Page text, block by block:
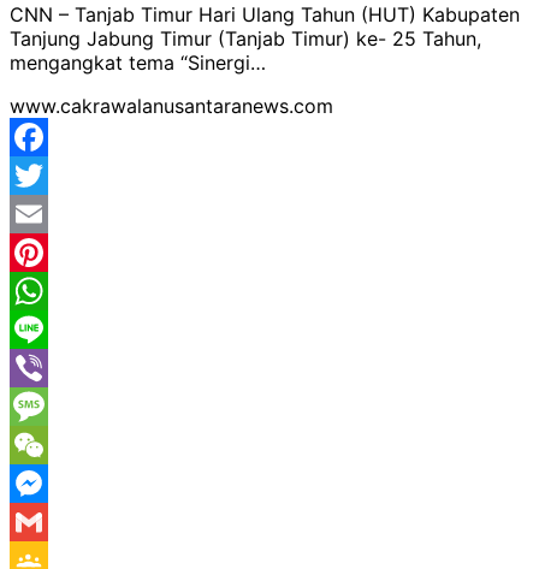
CNN – Tanjab Timur Hari Ulang Tahun (HUT) Kabupaten
Tanjung Jabung Timur (Tanjab Timur) ke- 25 Tahun,
mengangkat tema “Sinergi…
www.cakrawalanusantaranews.com
Facebook
Twitter
Email
Pinterest
WhatsApp
Line
Viber
Message
WeChat
Messenger
Gmail